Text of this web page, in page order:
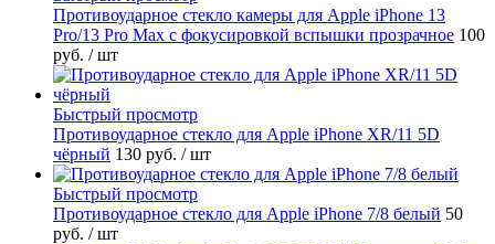
Противоударное стекло камеры для Apple iPhone 13
Pro/13 Pro Max с фокусировкой вспышки прозрачное 100
руб. / шт
Быстрый просмотр
Противоударное стекло для Apple iPhone XR/11 5D
чёрный 130 руб. / шт
Быстрый просмотр
Противоударное стекло для Apple iPhone 7/8 белый 50
руб. / шт